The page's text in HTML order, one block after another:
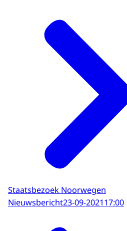
Staatsbezoek Noorwegen
Nieuwsbericht23-09-202117:00